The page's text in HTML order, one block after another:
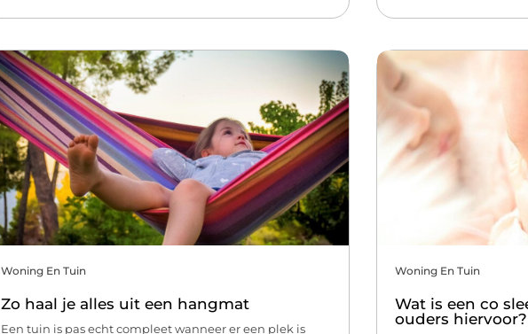
Woning En Tuin
Zo haal je alles uit een hangmat
Een tuin is pas echt compleet wanneer er een plek is
Woning En Tuin
Wat is een co
ouders hiervoor?